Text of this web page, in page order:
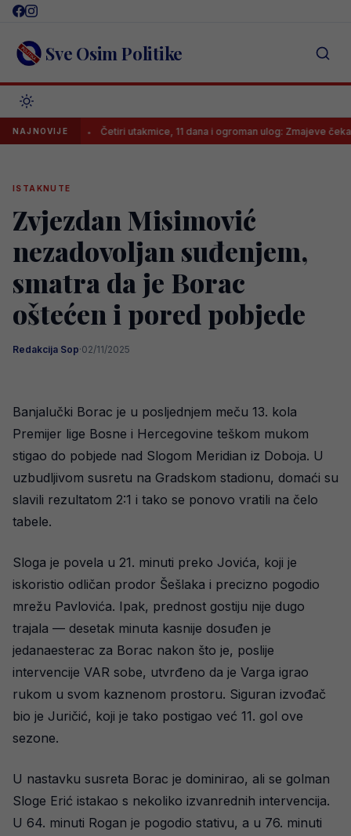
Skip
content Sve Osim Politike
NAJNOVIJEČetiri utakmice, 11 dana i ogroman ulog: Zmajeve čeka paklen
ISTAKNUTE
Zvjezdan Misimović
nezadovoljan suđenjem,
smatra da je Borac
oštećen i pored pobjede
Redakcija Sop·02/11/2025
Banjalučki Borac je u posljednjem meču 13. kola
Premijer lige Bosne i Hercegovine teškom mukom
stigao do pobjede nad Slogom Meridian iz Doboja. U
uzbudljivom susretu na Gradskom stadionu, domaći su
slavili rezultatom 2:1 i tako se ponovo vratili na čelo
tabele.
Sloga je povela u 21. minuti preko Jovića, koji je
iskoristio odličan prodor Šešlaka i precizno pogodio
mrežu Pavlovića. Ipak, prednost gostiju nije dugo
trajala — desetak minuta kasnije dosuđen je
jedanaesterac za Borac nakon što je, poslije
intervencije VAR sobe, utvrđeno da je Varga igrao
rukom u svom kaznenom prostoru. Siguran izvođač
bio je Juričić, koji je tako postigao već 11. gol ove
sezone.
U nastavku susreta Borac je dominirao, ali se golman
Sloge Erić istakao s nekoliko izvanrednih intervencija.
U 64. minuti Rogan je pogodio stativu, a u 76. minuti